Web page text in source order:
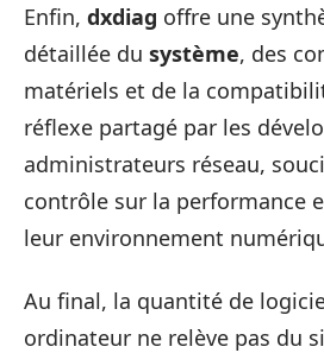
Enfin, dxdiag offre une
détaillée du système, des
matériels et de la
réflexe partagé par les
administrateurs réseau,
contrôle sur la performance
leur environnement
Au final, la quantité de
ordinateur ne relève pas du